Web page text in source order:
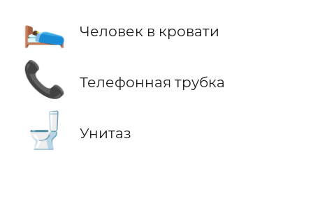
🛌 Человек в кровати
📞 Телефонная трубка
🚽 Унитаз